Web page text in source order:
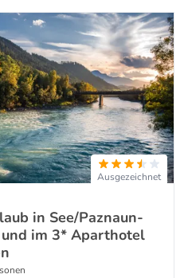
Ausgezeichnet
in See/Paznaun-
im 3* Aparthotel